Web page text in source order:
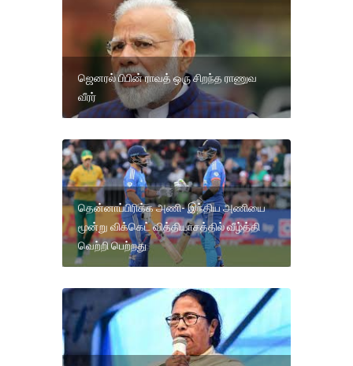
ஜெனரல் பிபின் ராவத் ஒரு சிறந்த ராணுவ
வீரர்
தென்னாப்பிரிக்க அணி- இந்திய அணியை
மூன்று விக்கெட் வித்தியாசத்தில் வீழ்த்தி
வெற்றி பெற்றது